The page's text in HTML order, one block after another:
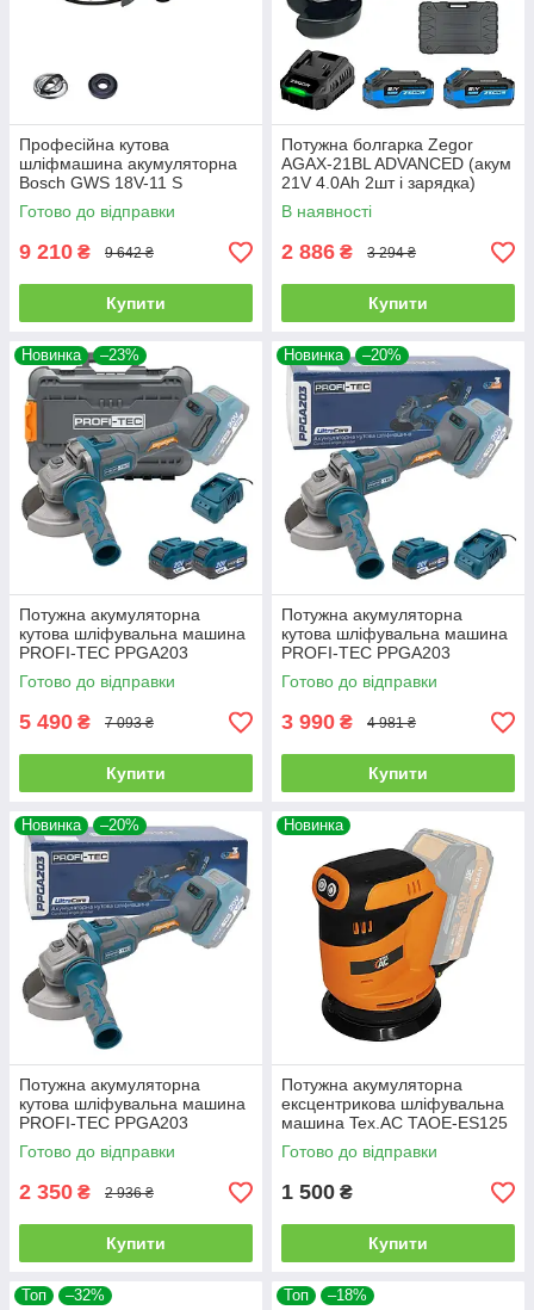
Професійна кутова
шліфмашина акумуляторна
Bosch GWS 18V-11 S
Professional : без АКБ
(06019N4000)
Готово до відправки
9 210 ₴ 9 642 ₴
Купити
Потужна болгарка Zegor
AGAX-21BL ADVANCED (акум
21V 4.0Ah 2шт і зарядка)
В наявності
2 886 ₴ 3 294 ₴
Купити
Новинка –23%
Потужна акумуляторна
кутова шліфувальна машина
PROFI-TEC PPGA203
UltraCore : з АКБ 2шт-20V
4.0Ah, диск 125 мм (007640)
Готово до відправки
5 490 ₴ 7 093 ₴
Купити
Новинка –20%
Потужна акумуляторна
кутова шліфувальна машина
PROFI-TEC PPGA203
UltraCore : з АКБ 20V 4.0Ah,
диск 125 мм (007639)
Готово до відправки
3 990 ₴ 4 981 ₴
Купити
Новинка –20%
Потужна акумуляторна
кутова шліфувальна машина
PROFI-TEC PPGA203
UltraCore : без АКБ, диск 125
мм (007180)
Готово до відправки
2 350 ₴ 2 936 ₴
Купити
Новинка
Потужна акумуляторна
ексцентрикова шліфувальна
машина Tex.AC TAOE-ES125
: без АКБ, платформа 125мм
(TAOE-ES125)
Готово до відправки
1 500 ₴
Купити
Топ –32% Топ –18%